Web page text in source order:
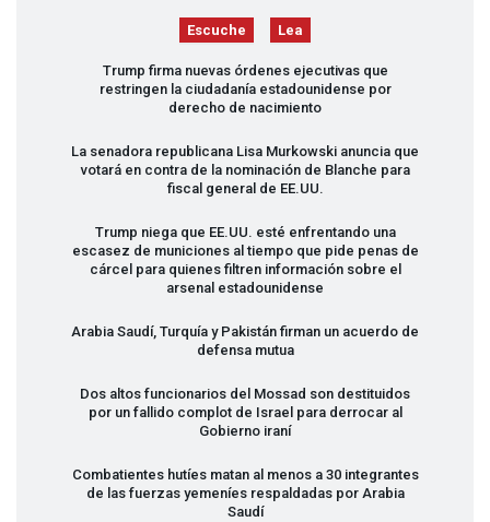
Escuche Lea
Trump firma nuevas órdenes ejecutivas que
restringen la ciudadanía estadounidense por
derecho de nacimiento
La senadora republicana Lisa Murkowski anuncia que
votará en contra de la nominación de Blanche para
fiscal general de EE.UU.
Trump niega que EE.UU. esté enfrentando una
escasez de municiones al tiempo que pide penas de
cárcel para quienes filtren información sobre el
arsenal estadounidense
Arabia Saudí, Turquía y Pakistán firman un acuerdo de
defensa mutua
Dos altos funcionarios del Mossad son destituidos
por un fallido complot de Israel para derrocar al
Gobierno iraní
Combatientes hutíes matan al menos a 30 integrantes
de las fuerzas yemeníes respaldadas por Arabia
Saudí